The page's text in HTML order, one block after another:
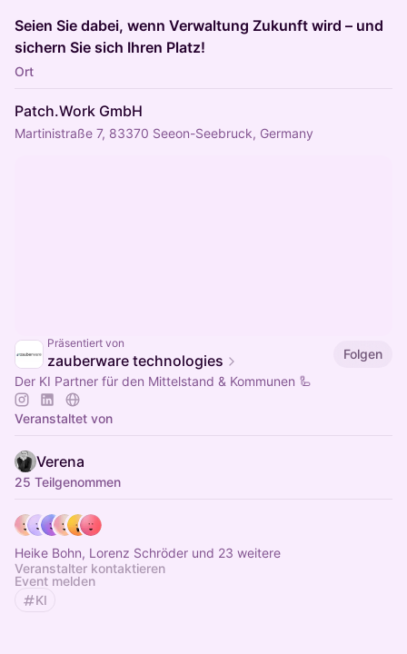
Seien Sie dabei, wenn Verwaltung Zukunft wird – und
sichern Sie sich Ihren Platz!
Ort
Patch.Work GmbH
Martinistraße 7, 83370 Seeon-Seebruck, Germany
Präsentiert von
zauberware technologies
Folgen
Der KI Partner für den Mittelstand & Kommunen 🦾
Veranstaltet von
Verena
25 Teilgenommen
Heike Bohn, Lorenz Schröder und 23 weitere
Veranstalter kontaktieren
Event melden
KI